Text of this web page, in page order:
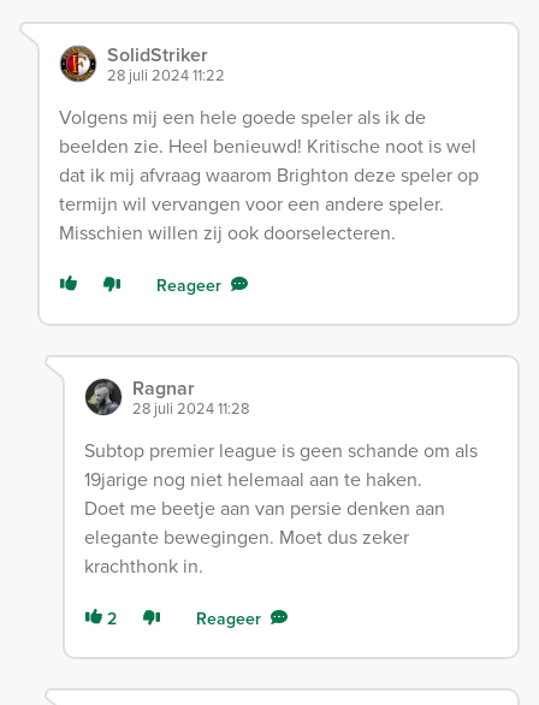
SolidStriker
28 juli 2024 11:22
Volgens mij een hele goede speler als ik de
beelden zie. Heel benieuwd! Kritische noot is wel
dat ik mij afvraag waarom Brighton deze speler op
termijn wil vervangen voor een andere speler.
Misschien willen zij ook doorselecteren.
Reageer
Ragnar
28 juli 2024 11:28
Subtop premier league is geen schande om als
19jarige nog niet helemaal aan te haken.
Doet me beetje aan van persie denken aan
elegante bewegingen. Moet dus zeker
krachthonk in.
2 Reageer